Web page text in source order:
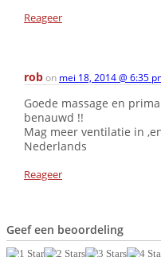
Reageer
robon mei 18, 2014 @ 6:35
Goede massage en
benauwd !!
Mag meer ventilatie in
Nederlands
Reageer
Geef een beoordeling